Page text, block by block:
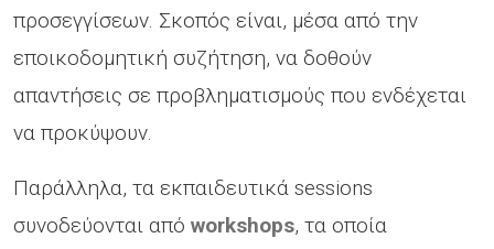
προσεγγίσεων. Σκοπός είναι, μέσα από την
εποικοδομητική συζήτηση, να δοθούν
απαντήσεις σε προβληματισμούς που ενδέχεται
να προκύψουν.
Παράλληλα, τα εκπαιδευτικά sessions
συνοδεύονται από workshops, τα οποία